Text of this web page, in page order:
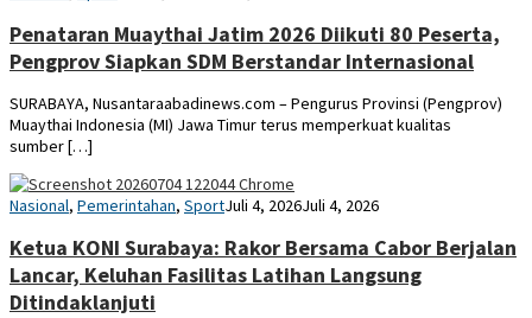
Penataran Muaythai Jatim 2026 Diikuti 80 Peserta,
Pengprov Siapkan SDM Berstandar Internasional
SURABAYA, Nusantaraabadinews.com – Pengurus Provinsi (Pengprov)
Muaythai Indonesia (MI) Jawa Timur terus memperkuat kualitas
sumber […]
Nasional, Pemerintahan, SportYUDI
Juli 4, 2026Juli 4, 2026
Ketua KONI Surabaya: Rakor Bersama Cabor Berjalan
Lancar, Keluhan Fasilitas Latihan Langsung
Ditindaklanjuti